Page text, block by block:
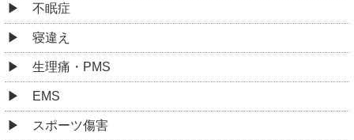
不眠症
寝違え
生理痛・PMS
EMS
スポーツ傷害